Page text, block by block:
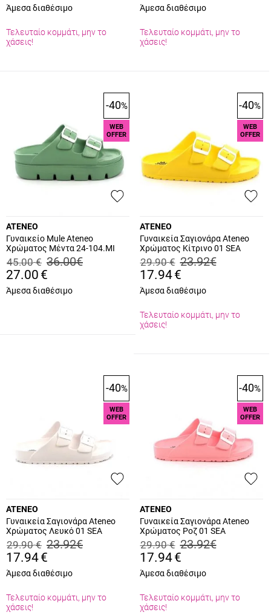
Άμεσα διαθέσιμο
Τελευταίο κομμάτι, μην το
χάσεις!
Άμεσα διαθέσιμο
Τελευταίο κομμάτι, μην το
χάσεις!
-40%
WEB
OFFER
ATENEO
Γυναικείο Mule Ateneo
Χρώματος Μέντα 24-104.MI
45.00 € 36.00€
27.00 €
Άμεσα διαθέσιμο
-40%
WEB
OFFER
ATENEO
Γυναικεία Σαγιονάρα Ateneo
Χρώματος Κίτρινο 01 SEA
SANDALS.Y
29.90 € 23.92€
17.94€
Άμεσα διαθέσιμο
Τελευταίο κομμάτι, μην το
χάσεις!
-40%
WEB
OFFER
ATENEO
Γυναικεία Σαγιονάρα Ateneo
Χρώματος Λευκό 01 SEA
SANDALS.W
29.90 € 23.92€
17.94€
Άμεσα διαθέσιμο
Τελευταίο κομμάτι, μην το
χάσεις!
-40%
WEB
OFFER
ATENEO
Γυναικεία Σαγιονάρα Ateneo
Χρώματος Ροζ 01 SEA
SANDALS.PI
29.90 € 23.92€
17.94€
Άμεσα διαθέσιμο
Τελευταίο κομμάτι, μην το
χάσεις!